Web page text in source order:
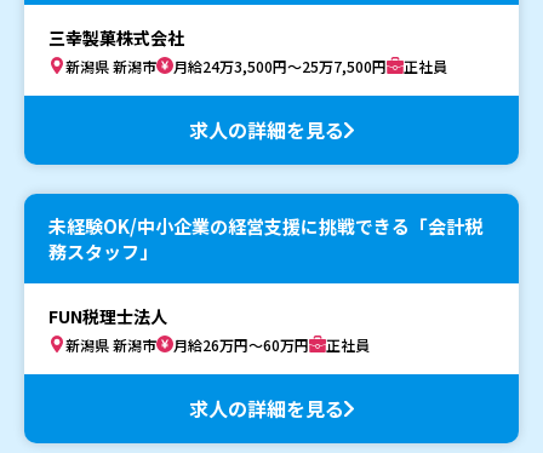
三幸製菓株式会社
新潟県 新潟市 月給24万3,500円～25万7,500円 正社員
求人の詳細を見る
未経験OK/中小企業の経営支援に挑戦できる「会計税
務スタッフ」
FUN税理士法人
新潟県 新潟市 月給26万円～60万円 正社員
求人の詳細を見る